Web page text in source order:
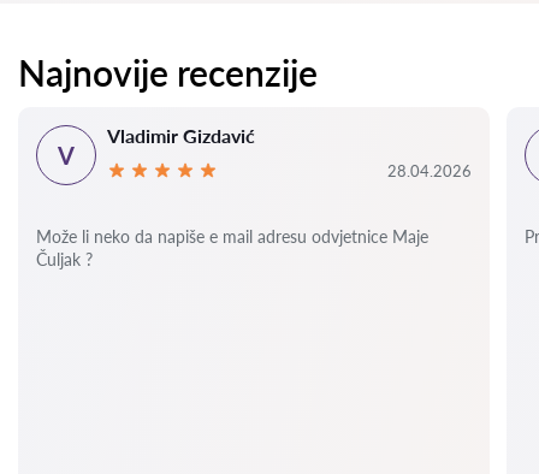
Najnovije recenzije
V
Vladimir Gizdavić
28.04.2026
Može li neko da napiše e mail adresu odvjetnice Maje
Čuljak ?